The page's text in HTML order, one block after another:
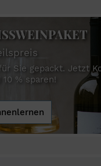
Sie gepackt. Jetzt
% sparen!